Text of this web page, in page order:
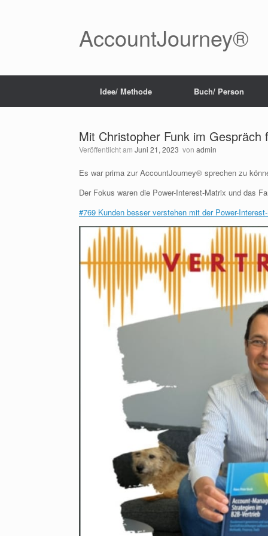
AccountJourney®
Idee/ Methode Buch/ Person
Mit Christopher Funk im
Veröffentlicht am Juni 21, 2023 von admin
Es war prima zur AccountJourney® sprechen zu
Der Fokus waren die Power-Interest-Matrix und das
#769 Kunden besser verstehen mit der Power-